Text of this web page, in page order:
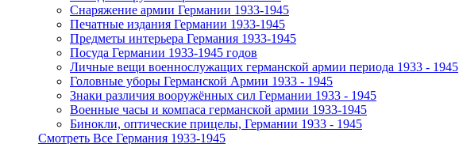
Снаряжение армии Германии 1933-1945
Печатные издания Германии 1933-1945
Предметы интерьера Германия 1933-1945
Посуда Германии 1933-1945 годов
Личные вещи военнослужащих германской армии периода 1933 - 1945
Головные уборы Германской Армии 1933 - 1945
Знаки различия вооружённых сил Германии 1933 - 1945
Военные часы и компаса германской армии 1933-1945
Бинокли, оптические прицелы, Германии 1933 - 1945
Смотреть Все Германия 1933-1945